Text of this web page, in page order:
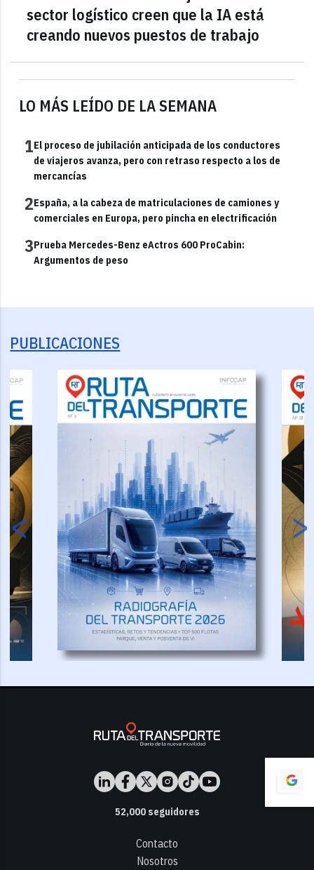
LO MÁS LEÍDO DE LA SEMANA
1El proceso de jubilación anticipada de los conductores
de viajeros avanza, pero con retraso respecto a los de
mercancías
2España, a la cabeza de matriculaciones de camiones y
comerciales en Europa, pero pincha en electrificación
3Prueba Mercedes-Benz eActros 600 ProCabin:
Argumentos de peso
sector logístico creen que la IA está
creando nuevos puestos de trabajo
PUBLICACIONES
52,000seguidores
Contacto
Nosotros